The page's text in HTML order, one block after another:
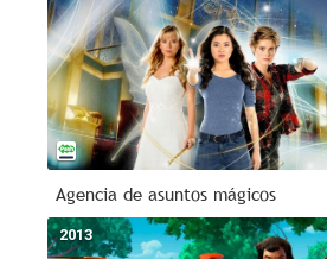
Agencia de asuntos mágicos
2013